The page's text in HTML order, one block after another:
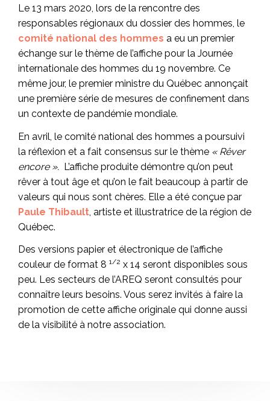
Le 13 mars 2020, lors de la rencontre des
responsables régionaux du dossier des hommes, le
comité national des hommes a eu un premier
échange sur le thème de l’affiche pour la Journée
internationale des hommes du 19 novembre. Ce
même jour, le premier ministre du Québec annonçait
une première série de mesures de confinement dans
un contexte de pandémie mondiale.
En avril, le comité national des hommes a poursuivi
la réflexion et a fait consensus sur le thème « Rêver
encore ». L’affiche produite démontre qu’on peut
rêver à tout âge et qu’on le fait beaucoup à partir de
valeurs qui nous sont chères. Elle a été conçue par
Paule Thibault , artiste et illustratrice de la région de
Québec.
Des versions papier et électronique de l’affiche
couleur de format 8 1/2 x 14 seront disponibles sous
peu. Les secteurs de l’AREQ seront consultés pour
connaître leurs besoins. Vous serez invités à faire la
promotion de cette affiche originale qui donne aussi
de la visibilité à notre association.